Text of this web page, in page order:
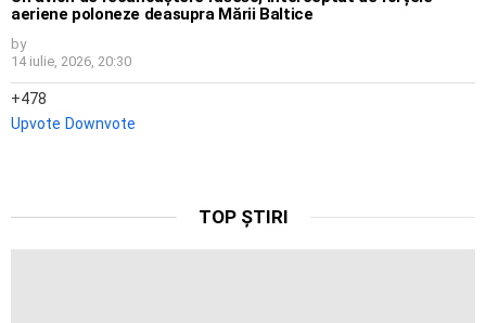
aeriene poloneze deasupra Mării Baltice
by
14 iulie, 2026, 20:30
478
Upvote Downvote
TOP ȘTIRI